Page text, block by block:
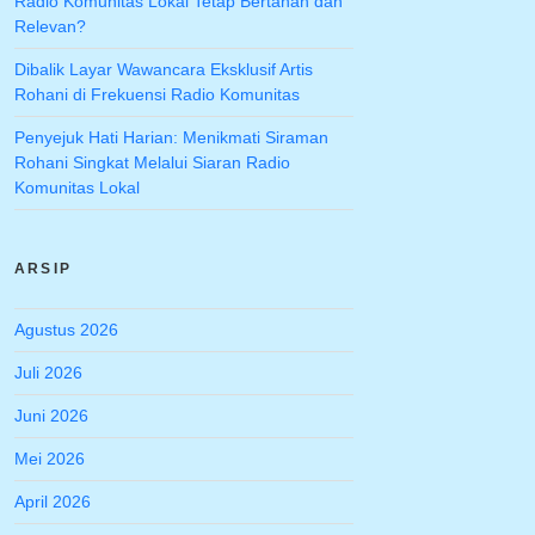
Relevan?
Dibalik Layar Wawancara Eksklusif Artis
Rohani di Frekuensi Radio Komunitas
Penyejuk Hati Harian: Menikmati Siraman
Rohani Singkat Melalui Siaran Radio
Komunitas Lokal
ARSIP
Agustus 2026
Juli 2026
Juni 2026
Mei 2026
April 2026